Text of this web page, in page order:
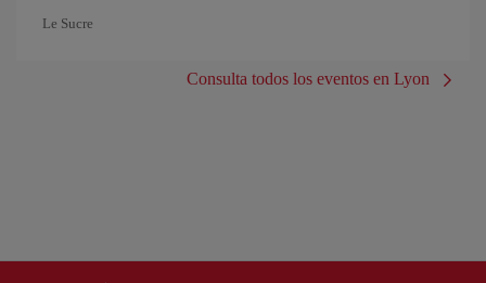
Le Sucre
Consulta todos los eventos en Lyon